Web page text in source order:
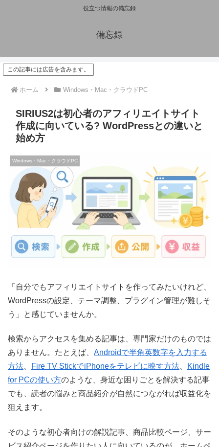
役立つ情報の備忘録
備忘録
この記事には広告を含みます。
ホーム Windows・Mac・クラウドPC
SIRIUS2は初心者のアフィリエイトサイト
作成に向いている? WordPressとの違いと
始め方
Windows・Mac・クラウドPC
「自分でもアフィリエイトサイトを作ってみたいけれど、
WordPressの設定、テーマ調整、プラグイン管理が難しそ
う」と感じていませんか。
検索からアクセスを集める記事は、専門家だけのものでは
ありません。たとえば、 Androidで半角英数字を入力する
方法
Fire TV StickでiPhoneをテレビに映す方法
Kindle
for PCの使い方のような、身近な困りごとを解決する記事
でも、読者の悩みと商品紹介が自然につながれば収益化を
狙えます。
そのような初心者向けの解説記事、商品比較ページ、サー